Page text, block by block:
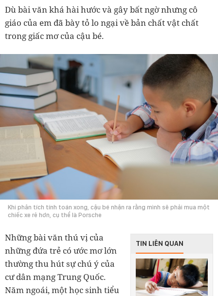
Dù bài văn khá hài hước và gây bất ngờ nhưng cô
giáo của em đã bày tỏ lo ngại về bản chất vật chất
trong giấc mơ của cậu bé.
Khi phân tích tính toán xong, cậu bé nhận ra rằng mình sẽ phải mua một
chiếc xe rẻ hơn, cụ thể là Porsche
TIN LIÊN QUAN
Những bài văn thú vị của
những đứa trẻ có ước mơ lớn
thường thu hút sự chú ý của
cư dân mạng Trung Quốc.
Năm ngoái, một học sinh tiểu